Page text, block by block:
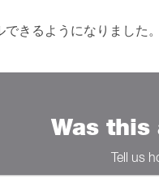
できるようになりました。
Was
Tell us